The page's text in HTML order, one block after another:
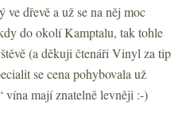
dřevě a už se na něj moc
do okolí Kamptalu, tak tohle
(a děkuji čtenáři Vinyl za tip
se cena pohybovala už
vína mají znatelně levněji :-)